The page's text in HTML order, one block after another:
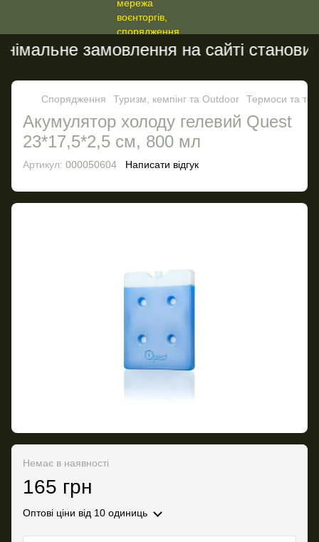
замовлення на сайті
Спорядження Туризм, кемпінг та Outdoor Термоси та
Акумулятор холоду гелевий Quest
23*17,5*2,5 см, 800 мл
Артикул: 000050604 Написати відгук
Немає в наявності
165 грн
Оптові ціни від 10 одиниць